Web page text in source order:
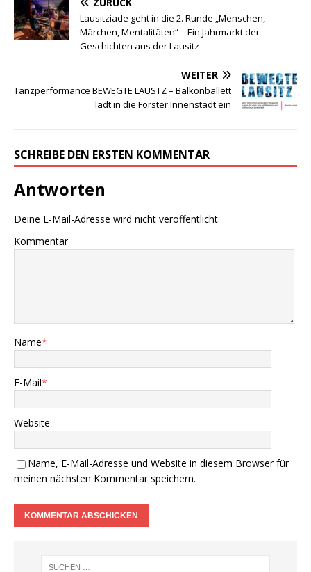
Lausitziade geht in die 2. Runde „Menschen,
Märchen, Mentalitäten“ – Ein Jahrmarkt der
Geschichten aus der Lausitz
WEITER
Tanzperformance BEWEGTE LAUSTZ – Balkonballett
lädt in die Forster Innenstadt ein
SCHREIBE DEN ERSTEN KOMMENTAR
Antworten
Deine E-Mail-Adresse wird nicht veröffentlicht.
Kommentar
Name*
E-Mail*
Website
Name, E-Mail-Adresse und Website in diesem Browser für
meinen nächsten Kommentar speichern.